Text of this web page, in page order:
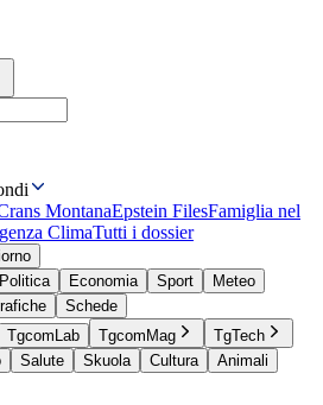
MontanaEpstein FilesFamiglia nel
ClimaTutti i dossier
Politica Economia Sport
Meteo
Schede
TgcomLab TgcomMag
TgTech
Salute Skuola Cultura
Animali